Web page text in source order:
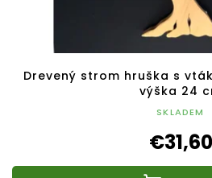
Drevený strom hruška s
výška 24
SKLADEM
€31,60